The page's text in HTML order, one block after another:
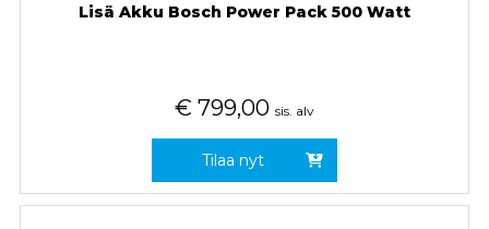
Lisä Akku Bosch Power Pack 500 Watt
€ 799,00 sis. alv
Tilaa nyt